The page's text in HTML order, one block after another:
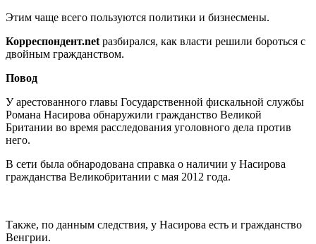
Этим чаще всего пользуются политики и бизнесмены.
Корреспондент.net разбирался, как власти решили бороться с
двойным гражданством.
Повод
У арестованного главы Государственной фискальной службы
Романа Насирова обнаружили гражданство Великой
Британии во время расследования уголовного дела против
него.
В сети была обнародована справка о наличии у Насирова
гражданства Великобритании с мая 2012 года.
Также, по данным следствия, у Насирова есть и гражданство
Венгрии.